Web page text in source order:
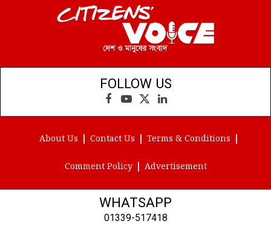
FOLLOW US
Facebook
YouTube
X
(Twitter)
LinkedIn
About Us Contact Us Terms & Conditions
Comment Policy Advertisement
WHATSAPP
01339-517418